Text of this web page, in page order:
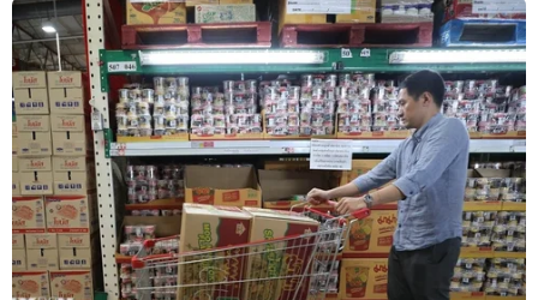
Quang cảnh bên ngoài Sàn giao dịch chứng khoán New York,
Mỹ, ngày 25/9/2020. (Ảnh: THX/ TTXVN)
Đại dịch COVID-19 đã giáng cho nền kinh tế thế
giới một "cú đòn" mạnh nhất kể từ sau Thế
chiến II.
Các biện pháp phong tỏa và sự sụt giảm trong
tiêu dùng đã dẫn đến sự sụp đổ của thị trường